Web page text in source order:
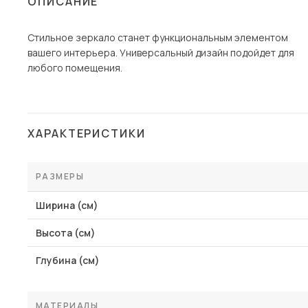
Шкафы и стеллажи
Комоды и тумбы
Стильное зеркало станет функциональным элементом
вашего интерьера. Универсальный дизайн подойдет для
любого помещения.
ХАРАКТЕРИСТИКИ
РАЗМЕРЫ
Ширина (см)
Высота (см)
Глубина (см)
МАТЕРИАЛЫ